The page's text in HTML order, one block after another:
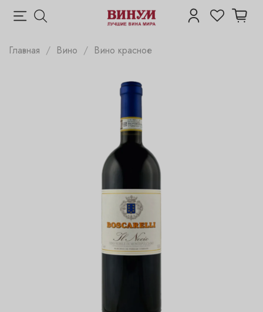
Главная Вино Вино красное